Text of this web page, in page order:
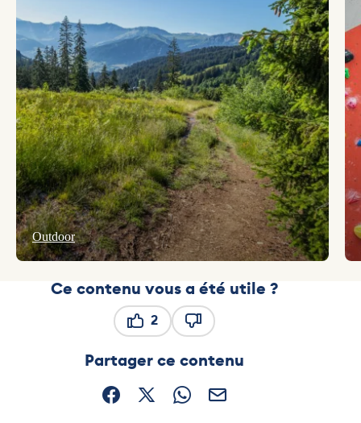
Outdoor
Ce contenu vous a été utile ?
2
Partager ce contenu
Partager sur Facebook (nouvelle fenêtre)
Partager sur X / Twitter (nouvelle
Partager sur WhatsApp
Partager par mail